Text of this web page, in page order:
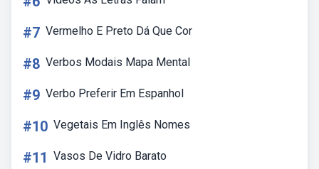
#7 Vermelho E Preto Dá Que Cor
#8 Verbos Modais Mapa Mental
#9 Verbo Preferir Em Espanhol
#10 Vegetais Em Inglês Nomes
#11 Vasos De Vidro Barato